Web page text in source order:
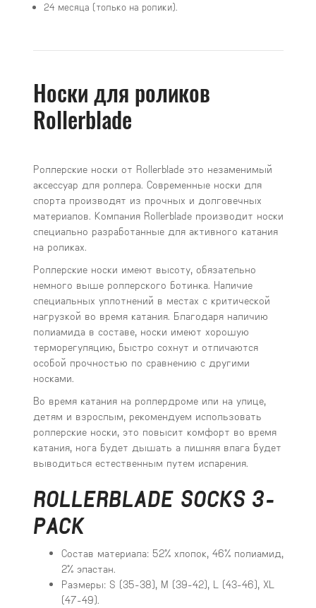
24 месяца (только на ролики).
Носки для роликов
Rollerblade
Роллерские носки от Rollerblade это незаменимый
аксессуар для роллера. Современные носки для
спорта производят из прочных и долговечных
материалов. Компания Rollerblade производит носки
специально разработанные для активного катания
на роликах.
Роллерские носки имеют высоту, обязательно
немного выше роллерского ботинка. Наличие
специальных уплотнений в местах с критической
нагрузкой во время катания. Благодаря наличию
полиамида в составе, носки имеют хорошую
терморегуляцию, быстро сохнут и отличаются
особой прочностью по сравнению с другими
носками.
Во время катания на роллердроме или на улице,
детям и взрослым, рекомендуем использовать
роллерские носки, это повысит комфорт во время
катания, нога будет дышать а лишняя влага будет
выводиться естественным путем испарения.
ROLLERBLADE SOCKS 3-
PACK
Состав материала: 52% хлопок, 46% полиамид,
2% эластан.
Размеры: S (35-38), M (39-42), L (43-46), XL
(47-49).